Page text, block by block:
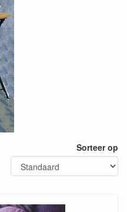
Sorteer op